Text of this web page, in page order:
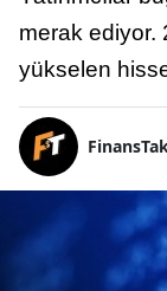
merak ediyor.
yükselen